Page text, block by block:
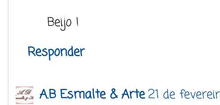
Beijo !
Responder
A.B Esmalte & Arte21 de